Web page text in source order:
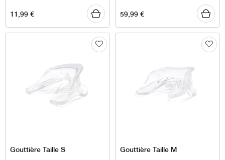
11,99€ 59,99€
Gouttière Taille S Gouttière Taille M